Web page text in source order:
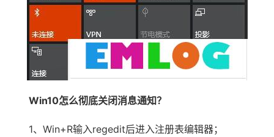
Win10怎么彻底关闭消息通知？
1、Win+R输入regedit后进入注册表编辑器；